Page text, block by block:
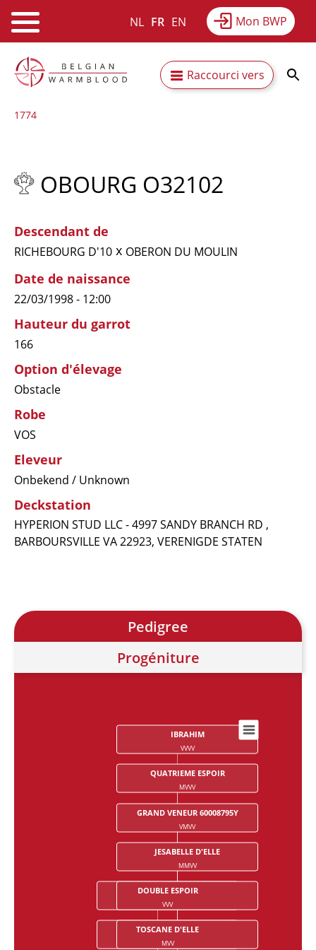
Aller
principal
Mon BWP
NL FR EN
Secundaire
navigatie
Webshop Equitime Actualités
À propos du BWP
Raccourci vers
OBOURG O32102
Descendant de
RICHEBOURG D'10 x OBERON DU MOULIN
Date de naissance
22/03/1998 - 12:00
Hauteur du garrot
166
Option d'élevage
Obstacle
Robe
VOS
Eleveur
Onbekend / Unknown
Deckstation
HYPERION STUD LLC - 4997 SANDY BRANCH RD ,
BARBOURSVILLE VA 22923, VERENIGDE STATEN
1774
Pedigree
Progéniture
Chart with 28 data points.
DOUBLE ESPOIR
VVV
TOSCANE D'ELLE
MVV
IBRAHIM
VVVV
QUATRIEME ESPOIR
MVVV
GRAND VENEUR 60008795Y
VMVV
JESABELLE D'ELLE
MMVV
NIKOU X (50,95%)
MARITCHOU X (48,76%)